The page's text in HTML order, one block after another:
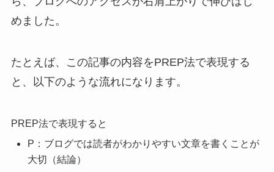
めました。
たとえば、この記事の内容をPREP法で表現する
と、以下のような流れになります。
PREP法で表現すると
P：ブログでは読者がわかりやすい文章を書くことが
大切（結論）